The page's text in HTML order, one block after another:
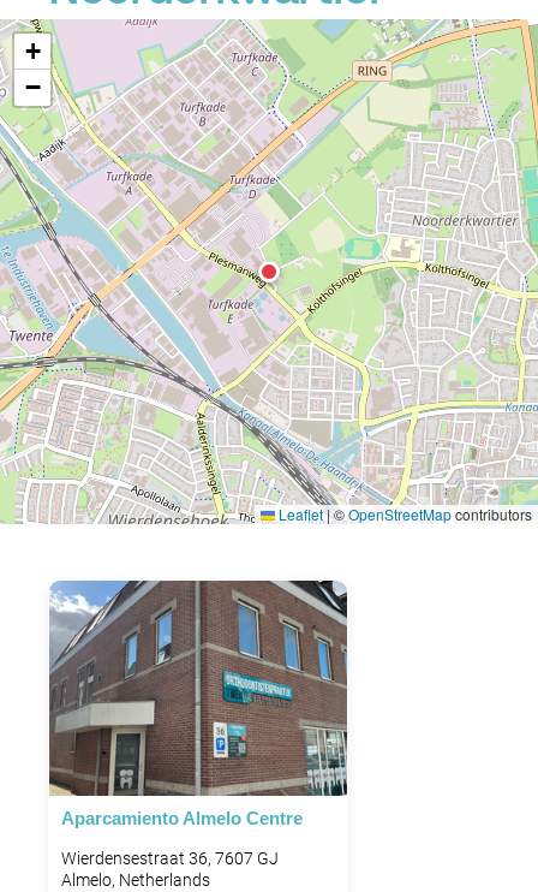
+
−
Leaflet|©OpenStreetMapcontributors
Aparcamiento Almelo Centre
Wierdensestraat 36, 7607 GJ
Almelo, Netherlands